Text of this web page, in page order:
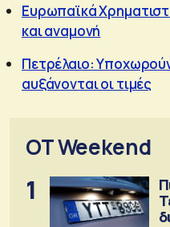
Ευρωπαϊκά
και αναμονή
Πετρέλαιο:
αυξάνονται οι τιμές
OT Weekend
1